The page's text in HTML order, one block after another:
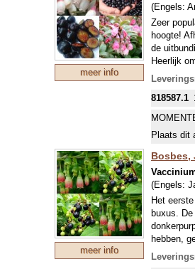
meer info
(Engels:
Zeer
hoogte!
de
Heerlijk
gezond
van deze
818587.1
Plaats dit
meer info
Bosbes,
(Engels:
Het
buxus.
hebben,